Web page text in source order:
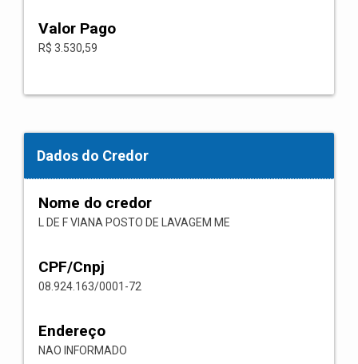
Valor Pago
R$ 3.530,59
Dados do Credor
Nome do credor
L DE F VIANA POSTO DE LAVAGEM ME
CPF/Cnpj
08.924.163/0001-72
Endereço
NAO INFORMADO